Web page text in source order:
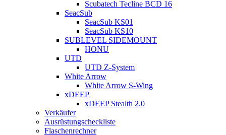
Scubatech Tecline BCD 16
SeacSub
SeacSub KS01
SeacSub KS10
SUBLEVEL SIDEMOUNT
HONU
UTD
UTD Z-System
White Arrow
White Arrow S-Wing
xDEEP
xDEEP Stealth 2.0
Verkäufer
Ausrüstungscheckliste
Flaschenrechner